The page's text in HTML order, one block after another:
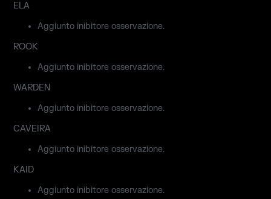
ELA
Aggiunto inibitore osservazione.
ROOK
Aggiunto inibitore osservazione.
WARDEN
Aggiunto inibitore osservazione.
CAVEIRA
Aggiunto inibitore osservazione.
KAID
Aggiunto inibitore osservazione.